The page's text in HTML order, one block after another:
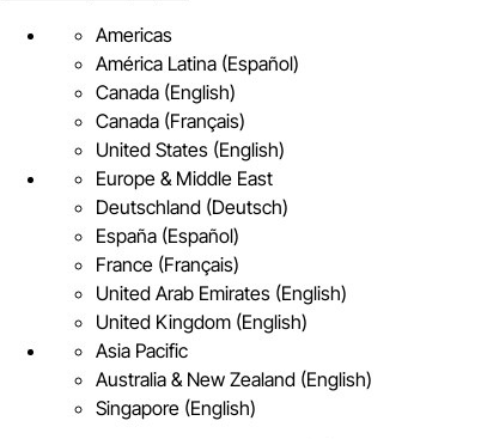
Americas
América Latina (Español)
Canada (English)
Canada (Français)
United States (English)
Europe & Middle East
Deutschland (Deutsch)
España (Español)
France (Français)
United Arab Emirates (English)
United Kingdom (English)
Asia Pacific
Australia & New Zealand (English)
Singapore (English)